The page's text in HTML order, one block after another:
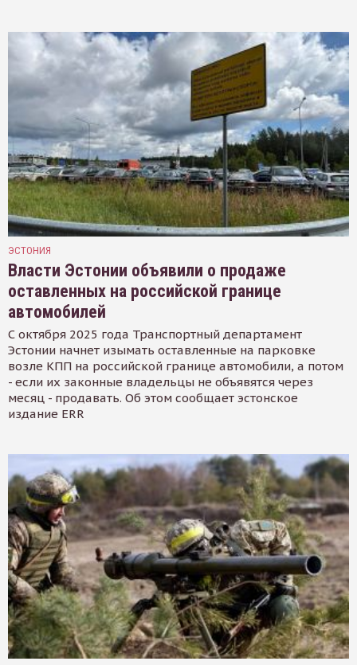
ЭСТОНИЯ
Власти Эстонии объявили о продаже
оставленных на российской границе
автомобилей
С октября 2025 года Транспортный департамент
Эстонии начнет изымать оставленные на парковке
возле КПП на российской границе автомобили, а потом
- если их законные владельцы не объявятся через
месяц - продавать. Об этом сообщает эстонское
издание ERR